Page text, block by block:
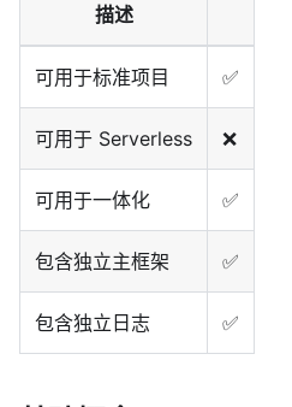
描述
可用于标准项目 ✅
可用于 Serverless ❌
可用于一体化 ✅
包含独立主框架 ✅
包含独立日志 ✅